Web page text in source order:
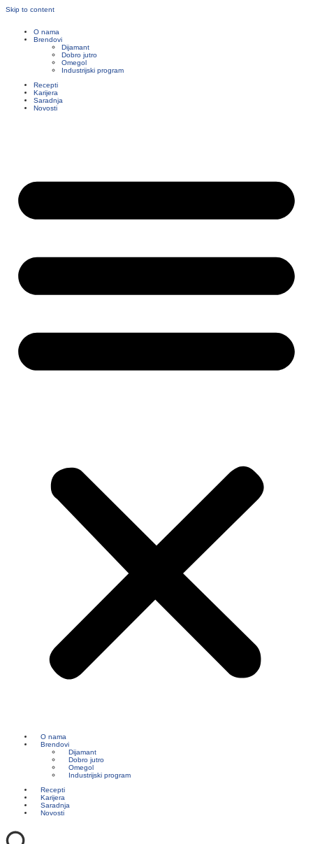
Skip to content
O nama
Brendovi
Dijamant
Dobro jutro
Omegol
Industrijski program
Recepti
Karijera
Saradnja
Novosti
O nama
Brendovi
Dijamant
Dobro jutro
Omegol
Industrijski program
Recepti
Karijera
Saradnja
Novosti